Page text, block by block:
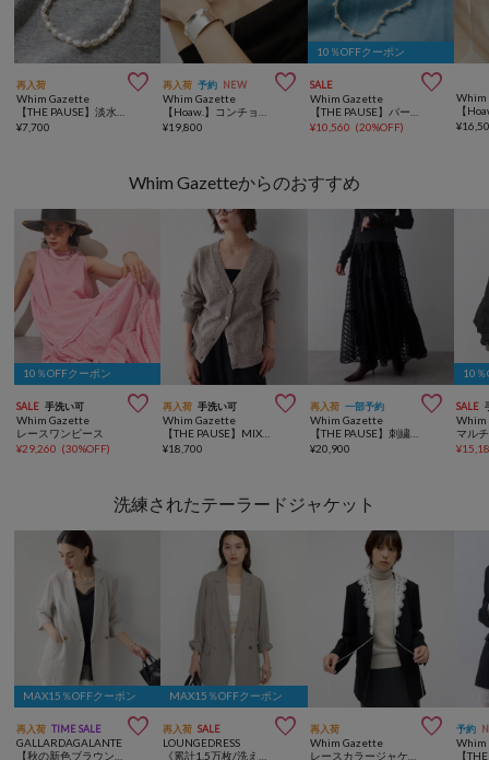
再入荷 
Whim Gazette
¥7,700
再入荷 予約 NEW 
Whim Gazette
¥19,800
10％OFFクーポン
SALE 
Whim Gazette
¥10,560 (20%OFF)
Whim
【
¥
Whim Gazetteからのおすすめ
10％OFFクーポン
SALE 手洗い可 
Whim Gazette
レースワンピース
¥29,260 (30%OFF)
再入荷 手洗い可 
Whim Gazette
¥18,700
再入荷 一部予約 
Whim Gazette
¥20,900
10％
SALE
Whim
¥
洗練されたテーラードジャケット
MAX15％OFFクーポン
再入荷 TIME SALE 
GALLARDAGALANTE
MAX15％OFFクーポン
再入荷 SALE 
LOUNGEDRESS
再入荷 
Whim Gazette
予約
Whim